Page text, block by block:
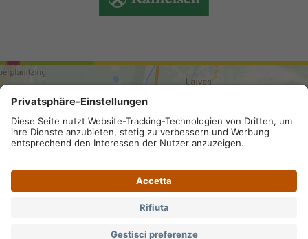
ARRIVO
Partita IVA IT 02296130210; SDI-Kodex: A4RZ960